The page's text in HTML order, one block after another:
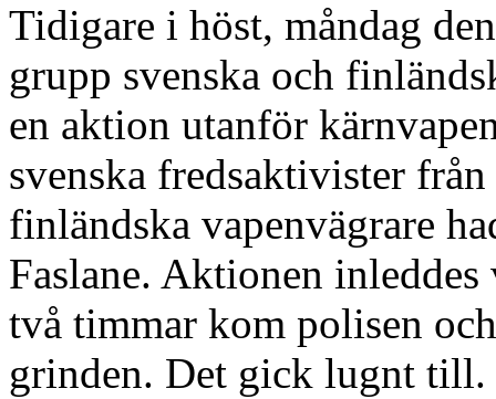
Tidigare i höst, måndag
grupp svenska och
en aktion utanför
svenska fredsaktivister
finländska vapenvägrare
Faslane. Aktionen
två timmar kom polisen
grinden. Det gick lugnt till.